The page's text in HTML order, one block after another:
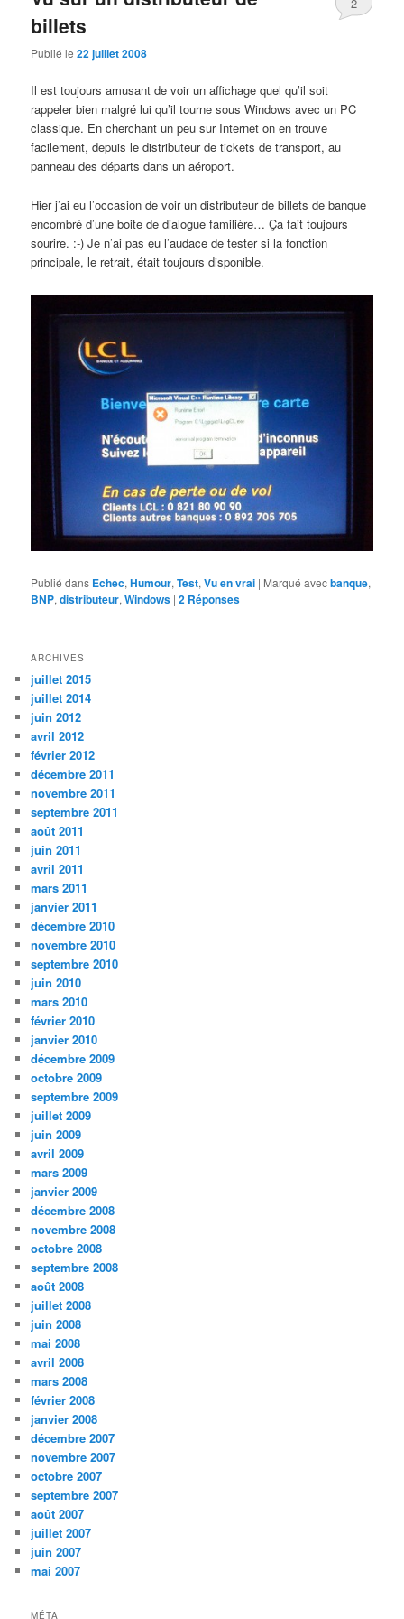
billets
Publié le22 juillet 2008
2
Il est toujours amusant de voir un affichage quel qu’il soit
rappeler bien malgré lui qu’il tourne sous Windows avec un PC
classique. En cherchant un peu sur Internet on en trouve
facilement, depuis le distributeur de tickets de transport, au
panneau des départs dans un aéroport.
Hier j’ai eu l’occasion de voir un distributeur de billets de banque
encombré d’une boite de dialogue familière… Ça fait toujours
sourire. :-) Je n’ai pas eu l’audace de tester si la fonction
principale, le retrait, était toujours disponible.
Publié dans Echec,Humour,Test,Vu en vrai | Marqué avecbanque,
BNP,distributeur,Windows |2 Réponses
ARCHIVES
juillet 2015
juillet 2014
juin 2012
avril 2012
février 2012
décembre 2011
novembre 2011
septembre 2011
août 2011
juin 2011
avril 2011
mars 2011
janvier 2011
décembre 2010
novembre 2010
septembre 2010
juin 2010
mars 2010
février 2010
janvier 2010
décembre 2009
octobre 2009
septembre 2009
juillet 2009
juin 2009
avril 2009
mars 2009
janvier 2009
décembre 2008
novembre 2008
octobre 2008
septembre 2008
août 2008
juillet 2008
juin 2008
mai 2008
avril 2008
mars 2008
février 2008
janvier 2008
décembre 2007
novembre 2007
octobre 2007
septembre 2007
août 2007
juillet 2007
juin 2007
mai 2007
MÉTA